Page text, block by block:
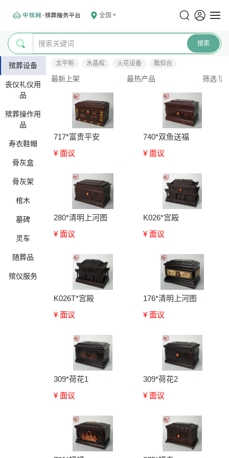
全国
殡葬设备
丧仪礼仪用
品
殡葬操作用
品
寿衣鞋帽
骨灰盒
骨灰架
棺木
墓碑
灵车
随葬品
殡仪服务
太平柜 水晶棺 火花设备 瞻仰台
最新上架 最热产品 筛选
717*富贵平安
¥ 面议
740*双鱼送福
¥ 面议
280*清明上河图
¥ 面议
K026*宫殿
¥ 面议
K026T*宫殿
¥ 面议
176*清明上河图
¥ 面议
309*荷花1
¥ 面议
309*荷花2
¥ 面议